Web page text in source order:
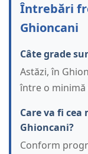
Întrebări
Ghioncani
Câte grade
Astăzi, în
între o minimă
Care va fi
Ghioncani?
Conform